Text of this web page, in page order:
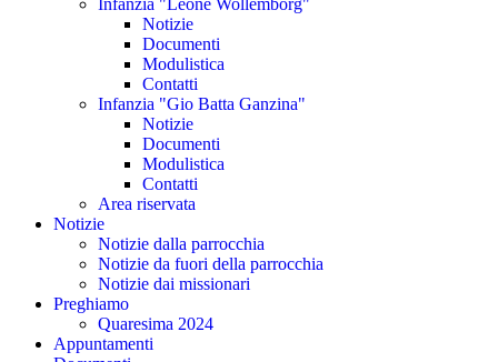
Infanzia "Leone Wollemborg"
Notizie
Documenti
Modulistica
Contatti
Infanzia "Gio Batta Ganzina"
Notizie
Documenti
Modulistica
Contatti
Area riservata
Notizie
Notizie dalla parrocchia
Notizie da fuori della parrocchia
Notizie dai missionari
Preghiamo
Quaresima 2024
Appuntamenti